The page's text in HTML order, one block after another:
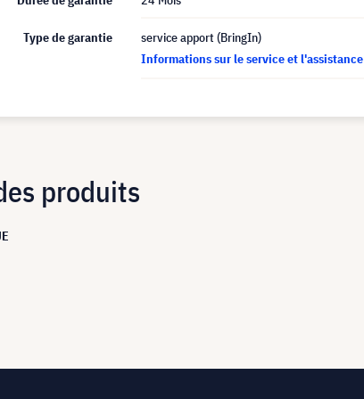
Type de garantie
service apport (BringIn)
Informations sur le service et l'assistance
produits